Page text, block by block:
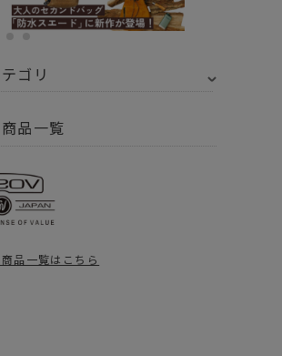
(アッソブ)
LAYER MINI
ミニシ
ー （税込）
ゴリ
SUEDE - 防水 スエード
品一覧
品一覧はこちら